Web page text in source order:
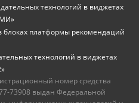
технологий в виджетах
блоках платформы рекомендаций
технологий в виджетах
номер средства
73908 выдан Федеральной